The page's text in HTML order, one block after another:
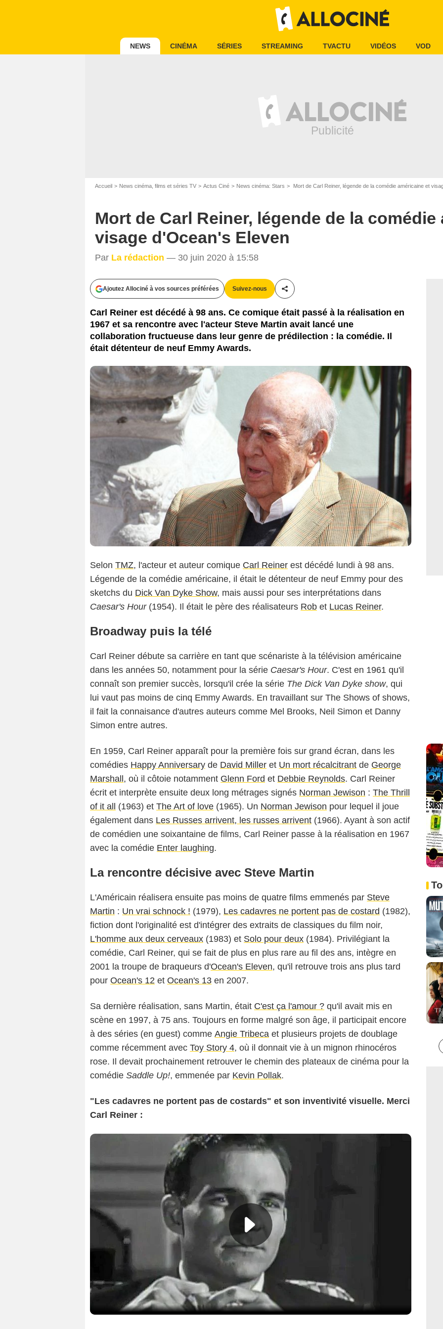
NEWS CINÉMA SÉRIES STREAMING TVACTU VIDÉOS VOD
Accueil News cinéma, films et séries TV Actus Ciné News cinéma: Stars Mort de Carl Reiner, légende de la comédie américaine et
Mort de Carl Reiner, légende de la comédie
visage d'Ocean's Eleven
Par La rédaction — 30 juin 2020 à 15:58
Ajoutez Allociné à vos sources préférées Suivez-nous
Partager cet article
Carl Reiner est décédé à 98 ans. Ce comique était passé à la réalisation en
1967 et sa rencontre avec l'acteur Steve Martin avait lancé une
collaboration fructueuse dans leur genre de prédilection : la comédie. Il
était détenteur de neuf Emmy Awards.
CPA / Bestimage
Selon TMZ, l'acteur et auteur comique Carl Reiner est décédé lundi à 98 ans.
Légende de la comédie américaine, il était le détenteur de neuf Emmy pour des
sketchs du Dick Van Dyke Show, mais aussi pour ses interprétations dans
Caesar's Hour(1954). Il était le père des réalisateurs Rob et Lucas Reiner.
Broadway puis la télé
Carl Reiner débute sa carrière en tant que scénariste à la télévision américaine
dans les années 50, notamment pour la série Caesar's Hour. C'est en 1961 qu'il
connaît son premier succès, lorsqu'il crée la série The Dick Van Dyke show, qui
lui vaut pas moins de cinq Emmy Awards. En travaillant sur The Shows of shows,
il fait la connaisance d'autres auteurs comme Mel Brooks, Neil Simon et Danny
Simon entre autres.
En 1959, Carl Reiner apparaît pour la première fois sur grand écran, dans les
comédies Happy Anniversary de David Miller et Un mort récalcitrant de George
Marshall , où il côtoie notamment Glenn Ford et Debbie Reynolds. Carl Reiner
écrit et interprète ensuite deux long métrages signés Norman Jewison : The Thrill
of it all
(1963) et The Art of love (1965). Un Norman Jewison pour lequel il joue
également dans Les Russes arrivent, les russes arrivent (1966). Ayant à son actif
de comédien une soixantaine de films, Carl Reiner passe à la réalisation en 1967
avec la comédie Enter laughing.
La rencontre décisive avec Steve Martin
L'Américain réalisera ensuite pas moins de quatre films emmenés par Steve
Martin : Un vrai schnock ! (1979), Les cadavres ne portent pas de costard (1982),
fiction dont l'originalité est d'intégrer des extraits de classiques du film noir,
L'homme aux deux cerveaux (1983) et Solo pour deux (1984). Privilégiant la
comédie, Carl Reiner, qui se fait de plus en plus rare au fil des ans, intègre en
2001 la troupe de braqueurs d'Ocean's Eleven, qu'il retrouve trois ans plus tard
pour Ocean's 12 et Ocean's 13 en 2007.
Sa dernière réalisation, sans Martin, était C'est ça l'amour ? qu'il avait mis en
scène en 1997, à 75 ans. Toujours en forme malgré son âge, il participait encore
à des séries (en guest) comme Angie Tribeca et plusieurs projets de doublage
comme récemment avec Toy Story 4, où il donnait vie à un mignon rhinocéros
rose. Il devait prochainement retrouver le chemin des plateaux de cinéma pour la
comédie Saddle Up!, emmenée par Kevin Pollak.
"Les cadavres ne portent pas de costards" et son inventivité visuelle. Merci
Carl Reiner :